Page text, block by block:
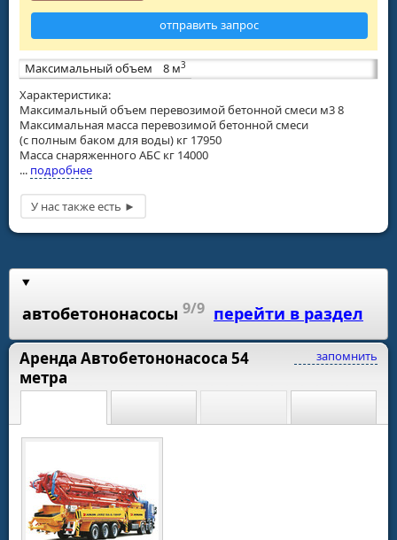
Максимальный объем 8 м3
Характеристика:
Максимальный объем перевозимой бетонной смеси м3 8
Максимальная масса перевозимой бетонной смеси
(с полным баком для воды) кг 17950
Масса снаряженного АБС кг 14000
... подробнее
отправить запрос
автобетононасосы 9/9 перейти в раздел
запомнить
Аренда Автобетононасоса 54
метра